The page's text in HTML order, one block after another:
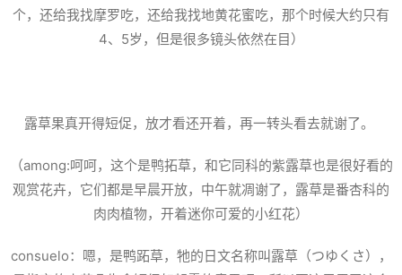
个，还给我找摩罗吃，还给我找地黄花蜜吃，那个时候大约只有
4、5岁，但是很多镜头依然在目）
露草果真开得短促，放才看还开着，再一转头看去就谢了。
（among:呵呵，这个是鸭拓草，和它同科的紫露草也是很好看的
观赏花卉，它们都是早晨开放，中午就凋谢了，露草是番杏科的
肉肉植物，开着迷你可爱的小红花）
consuelo：嗯，是鸭跖草，牠的日文名称叫露草（つゆくさ），